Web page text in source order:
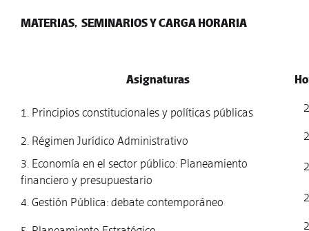
MATERIAS, SEMINARIOS Y CARGA HORARIA
Asignaturas
1. Principios constitucionales y políticas públicas
2. Régimen Jurídico Administrativo
3. Economía en el sector público: Planeamiento
financiero y presupuestario
4. Gestión Pública: debate contemporáneo